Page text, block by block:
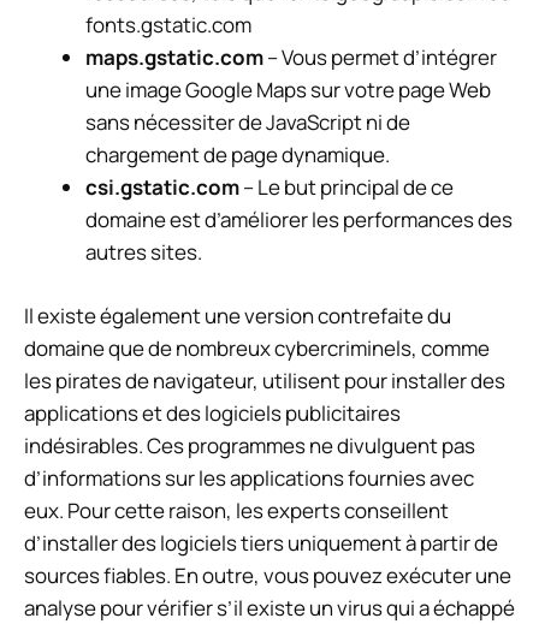
fonts.gstatic.com
maps.gstatic.com– Vous permet d’intégrer
une image Google Maps sur votre page Web
sans nécessiter de JavaScript ni de
chargement de page dynamique.
csi.gstatic.com– Le but principal de ce
domaine est d’améliorer les performances des
autres sites.
Il existe également une version contrefaite du
domaine que de nombreux cybercriminels, comme
les pirates de navigateur, utilisent pour installer des
applications et des logiciels publicitaires
indésirables. Ces programmes ne divulguent pas
d’informations sur les applications fournies avec
eux. Pour cette raison, les experts conseillent
d’installer des logiciels tiers uniquement à partir de
sources fiables. En outre, vous pouvez exécuter une
analyse pour vérifier s’il existe un virus qui a échappé